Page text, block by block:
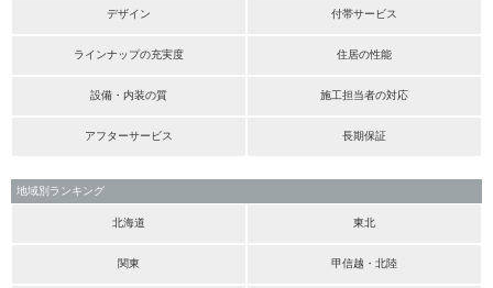
デザイン 付帯サービス
ラインナップの充実度 住居の性能
設備・内装の質 施工担当者の対応
アフターサービス 長期保証
地域別ランキング
北海道 東北
関東 甲信越・北陸